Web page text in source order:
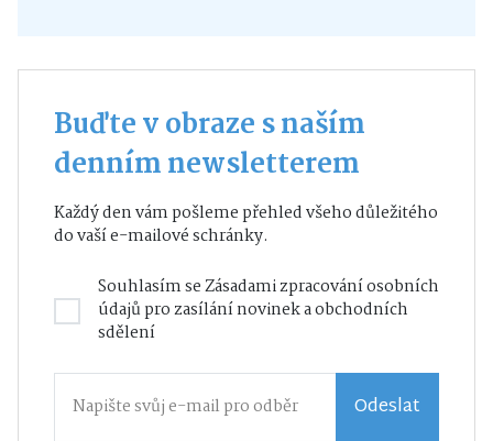
Buďte v obraze s naším
denním newsletterem
Každý den vám pošleme přehled všeho důležitého
do vaší e-mailové schránky.
Souhlasím seZásadami zpracování osobních
údajůpro zasílání novinek a obchodních
sdělení
Odeslat